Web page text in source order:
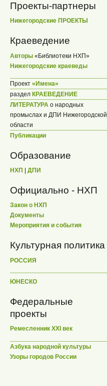
Проекты-партнеры
Нижегородские ПРОЕКТЫ
Краеведение
Авторы «Библиотеки НХП»
Нижегородские краеведы
Проект «Имена»
раздел КРАЕВЕДЕНИЕ
ЛИТЕРАТУРА о народных
промыслах и ДПИ Нижегородской
области
Публикации
Образование
НХП ДПИ
Официально - НХП
Закон о НХП
Документы
Мероприятия и события
Культурная политика
РОССИЯ
ЮНЕСКО
Федеральные
проекты
Ремесленник XXI век
Азбука народной культуры
Узоры городов России